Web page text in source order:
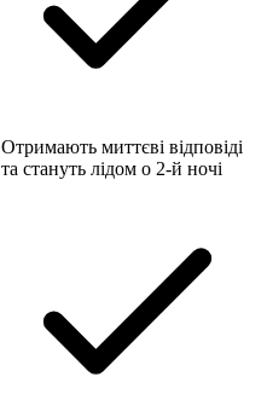
Отримають миттєві відповіді
та стануть лідом о 2-й ночі